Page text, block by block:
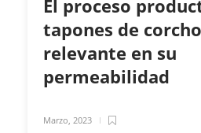
El proceso
tapones de
relevante en su
permeabilidad
Marzo, 2023